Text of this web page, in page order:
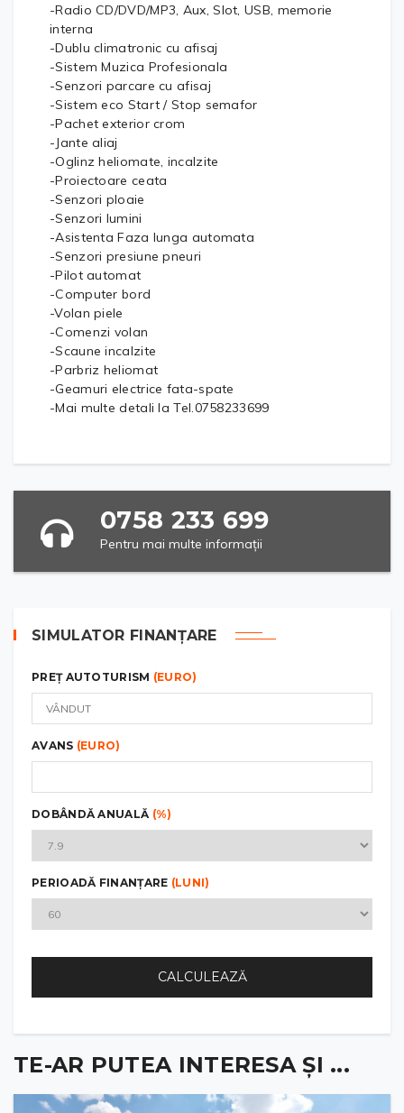
-Radio CD/DVD/MP3, Aux, Slot, USB, memorie
interna
-Dublu climatronic cu afisaj
-Sistem Muzica Profesionala
-Senzori parcare cu afisaj
-Sistem eco Start / Stop semafor
-Pachet exterior crom
-Jante aliaj
-Oglinz heliomate, incalzite
-Proiectoare ceata
-Senzori ploaie
-Senzori lumini
-Asistenta Faza lunga automata
-Senzori presiune pneuri
-Pilot automat
-Computer bord
-Volan piele
-Comenzi volan
-Scaune incalzite
-Parbriz heliomat
-Geamuri electrice fata-spate
-Mai multe detali la Tel.0758233699
0758 233 699
Pentru mai multe informații
SIMULATOR FINANȚARE
PREȚ AUTOTURISM (EURO)
AVANS (EURO)
DOBÂNDĂ ANUALĂ (%)
PERIOADĂ FINANȚARE (LUNI)
CALCULEAZĂ
TE-AR PUTEA INTERESA ȘI ...